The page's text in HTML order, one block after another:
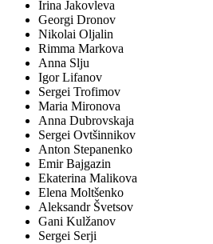
Irina Jakovleva
Georgi Dronov
Nikolai Oljalin
Rimma Markova
Anna Slju
Igor Lifanov
Sergei Trofimov
Maria Mironova
Anna Dubrovskaja
Sergei Ovtšinnikov
Anton Stepanenko
Emir Bajgazin
Ekaterina Malikova
Elena Moltšenko
Aleksandr Švetsov
Gani Kulžanov
Sergei Serji